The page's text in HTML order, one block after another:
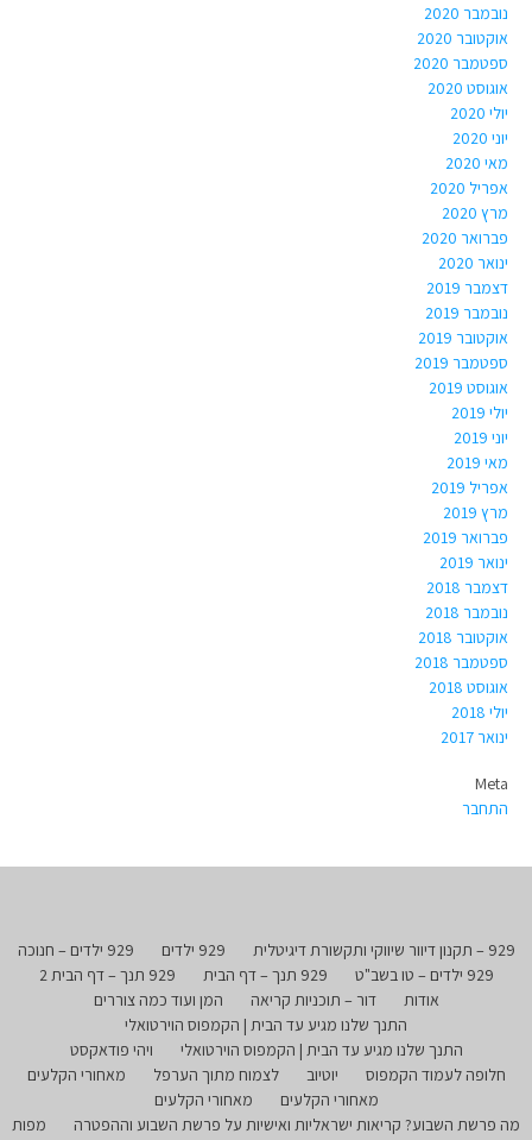
נובמבר 2020
אוקטובר 2020
ספטמבר 2020
אוגוסט 2020
יולי 2020
יוני 2020
מאי 2020
אפריל 2020
מרץ 2020
פברואר 2020
ינואר 2020
דצמבר 2019
נובמבר 2019
אוקטובר 2019
ספטמבר 2019
אוגוסט 2019
יולי 2019
יוני 2019
מאי 2019
אפריל 2019
מרץ 2019
פברואר 2019
ינואר 2019
דצמבר 2018
נובמבר 2018
אוקטובר 2018
ספטמבר 2018
אוגוסט 2018
יולי 2018
ינואר 2017
Meta
התחבר
929 – תקנון דיוור שיווקי ותקשורת דיגיטלית 929 ילדים
929 ילדים – חנוכה
929 ילדים – טו בשב"ט
929 תנך – דף הבית
929 תנך – דף הבית 2
אודות
דור – תוכניות קריאה
המן ועוד כמה צוררים
התנך שלנו מגיע עד הבית | הקמפוס הוירטואלי
התנך שלנו מגיע עד הבית | הקמפוס הוירטואלי
ויהי פודאקסט
חלופה לעמוד הקמפוס
יוטיוב לצמוח מתוך הערפל
מאחורי הקלעים
מאחורי הקלעים
מאחורי הקלעים
מה פרשת השבוע? קריאות ישראליות ואישיות על פרשת השבוע וההפטרה
מפות